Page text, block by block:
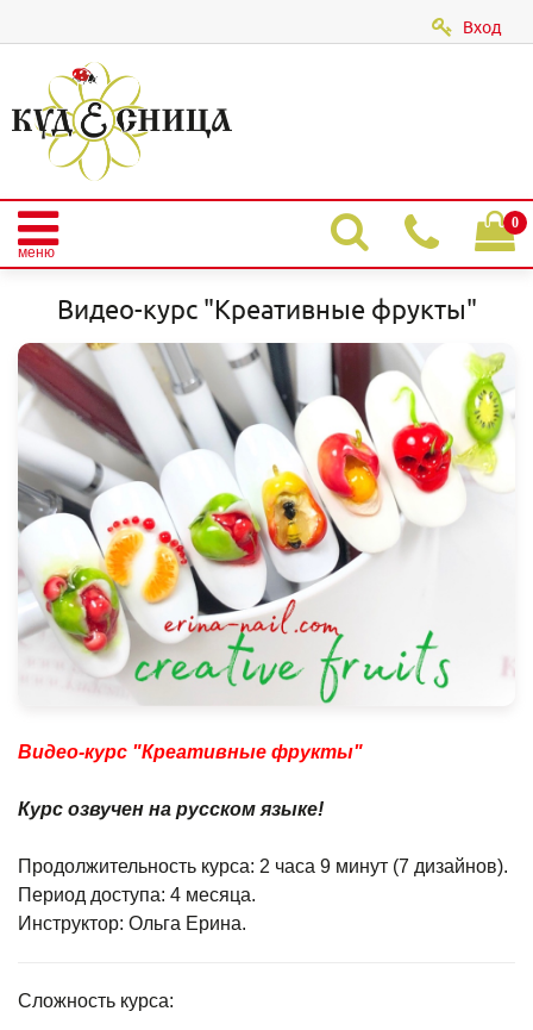
Вход
меню
0
Видео-курс "Креативные фрукты"
Видео-курс "Креативные фрукты"
Курс озвучен на русском языке!
Продолжительность курса: 2 часа 9 минут (7 дизайнов).
Период доступа: 4 месяца.
Инструктор: Ольга Ерина.
Сложность курса: